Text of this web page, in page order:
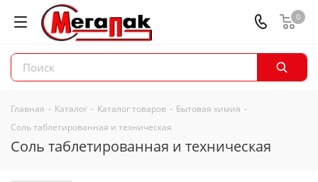
0
Главная - Каталог - Каталог товаров - Бытовая химия -
Соль таблетированная и техническая
Соль таблетированная и техническая